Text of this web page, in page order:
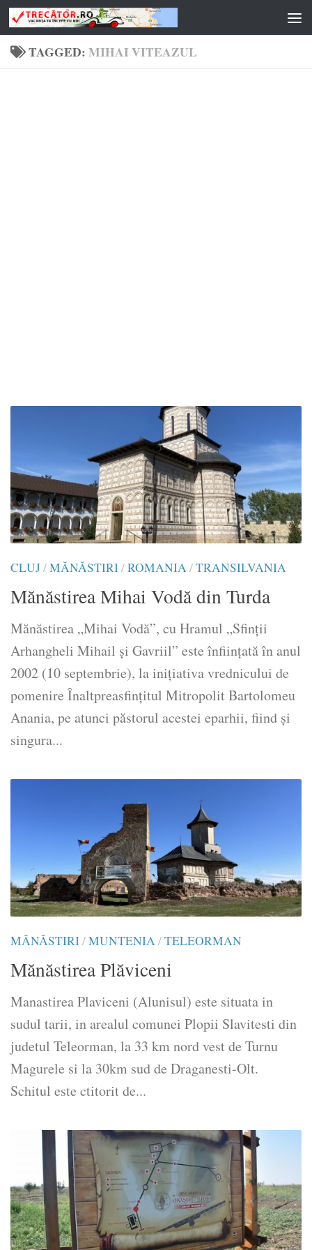
Skip to content
TAGGED:MIHAI VITEAZUL
CLUJ/MĂNĂSTIRI/ROMANIA/TRANSILVANIA
Mănăstirea Mihai Vodă din Turda
Mănăstirea „Mihai Vodă”, cu Hramul „Sfinții
Arhangheli Mihail și Gavriil” este înființată în anul
2002 (10 septembrie), la inițiativa vrednicului de
pomenire Înaltpreasfințitul Mitropolit Bartolomeu
Anania, pe atunci păstorul acestei eparhii, fiind și
singura...
MĂNĂSTIRI/MUNTENIA/TELEORMAN
Mănăstirea Plăviceni
Manastirea Plaviceni (Alunisul) este situata in
sudul tarii, in arealul comunei Plopii Slavitesti din
judetul Teleorman, la 33 km nord vest de Turnu
Magurele si la 30km sud de Draganesti-Olt.
Schitul este ctitorit de...